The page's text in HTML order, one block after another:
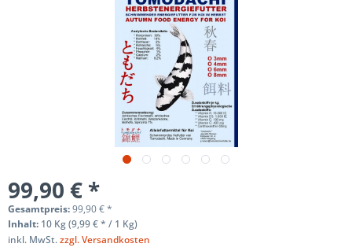
99,90 € *
Gesamtpreis:99,90€*
Inhalt: 10 Kg (9,99 € * / 1 Kg)
inkl. MwSt.zzgl. Versandkosten